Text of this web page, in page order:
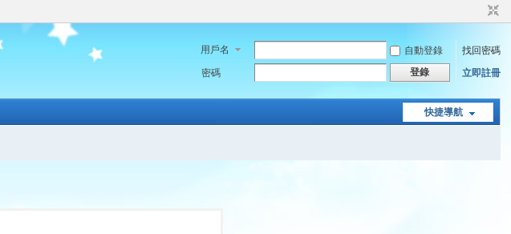
用戶名 自動登錄
找回密碼
密碼
登錄 立即註冊
快捷導航